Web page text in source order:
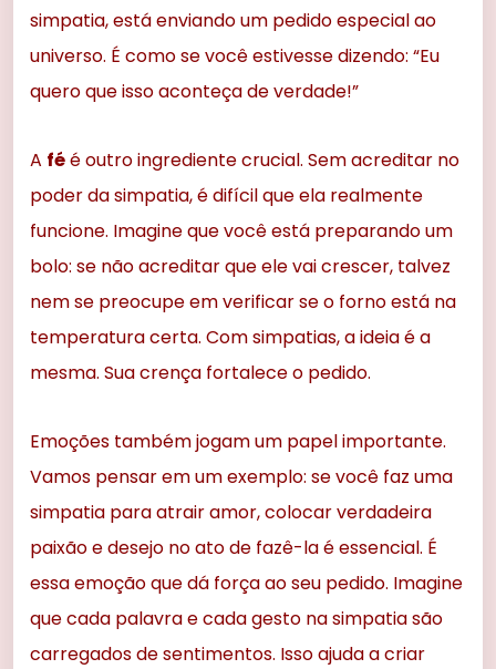
simpatia, está enviando um pedido especial ao
universo. É como se você estivesse dizendo: “Eu
quero que isso aconteça de verdade!”
A féé outro ingrediente crucial. Sem acreditar no
poder da simpatia, é difícil que ela realmente
funcione. Imagine que você está preparando um
bolo: se não acreditar que ele vai crescer, talvez
nem se preocupe em verificar se o forno está na
temperatura certa. Com simpatias, a ideia é a
mesma. Sua crença fortalece o pedido.
Emoções também jogam um papel importante.
Vamos pensar em um exemplo: se você faz uma
simpatia para atrair amor, colocar verdadeira
paixão e desejo no ato de fazê-la é essencial. É
essa emoção que dá força ao seu pedido. Imagine
que cada palavra e cada gesto na simpatia são
carregados de sentimentos. Isso ajuda a criar